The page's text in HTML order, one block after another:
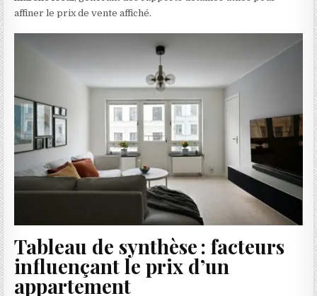
affiner le prix de vente affiché.
Tableau de synthèse : facteurs
influençant le prix d’un
appartement